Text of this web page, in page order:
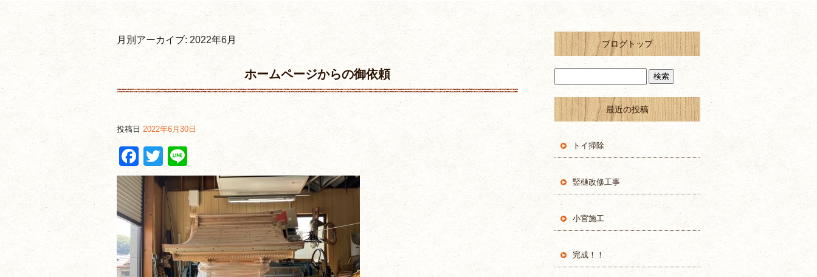
月別アーカイブ: 2022年6月
ホームページからの御依頼
投稿日 2022年6月30日
Facebook
Twitter
ブログトップ
最近の投稿
トイ掃除
竪樋改修工事
小宮施工
完成！！